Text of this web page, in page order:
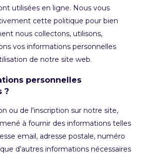
utilisées en ligne. Nous vous
cette politique pour bien
nous collectons, utilisons,
vos informations personnelles
de notre site web.
personnelles
?
ou de l'inscription sur notre site,
à fournir des informations telles
email, adresse postale, numéro
d’autres informations nécessaires